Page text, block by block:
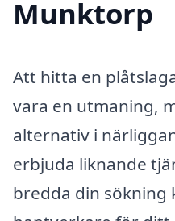
Munktorp
Att hitta en
vara en utmaning,
alternativ i
erbjuda liknande
bredda din